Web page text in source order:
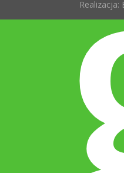
Realizacja: